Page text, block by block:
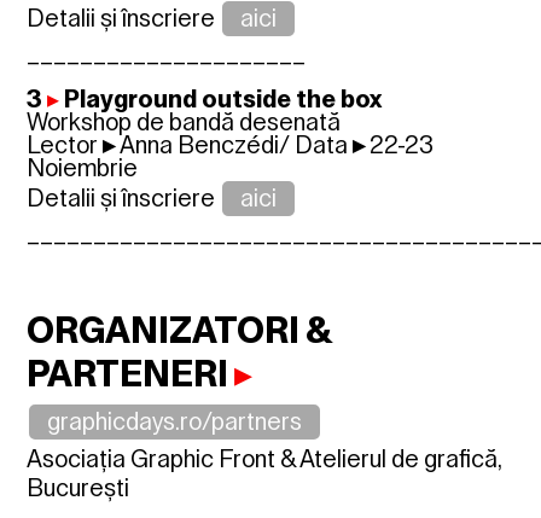
Detalii și înscriere
aici
3▸ Playground outside the box
Workshop de bandă desenată
Lector ▸Anna Benczédi/ Data ▸22-23
Noiembrie
Detalii și înscriere
aici
ORGANIZATORI &
PARTENERI ▸
graphicdays.ro/partners
Asociația Graphic Front &Atelierul de grafică,
București